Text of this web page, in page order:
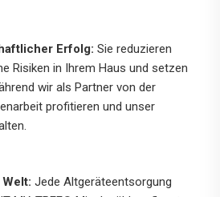
Erfolg: Sie reduzieren
Risiken in Ihrem Haus und setzen
wir als Partner von der
profitieren und unser
Jede Altgeräteentsorgung